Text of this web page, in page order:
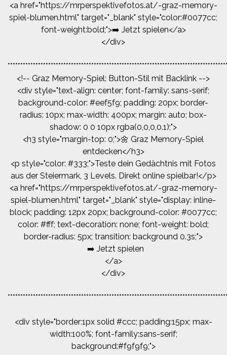
<a href="https://mrperspektivefotos.at/-graz-memory-
spiel-blumen.html" target="_blank" style="color:#0077cc;
font-weight:bold;">➡️ Jetzt spielen</a>
</div>
<!-- Graz Memory-Spiel: Button-Stil mit Backlink -->
<div style="text-align: center; font-family: sans-serif;
background-color: #eef5f9; padding: 20px; border-
radius: 10px; max-width: 400px; margin: auto; box-
shadow: 0 0 10px rgba(0,0,0,0.1);">
<h3 style="margin-top: 0;">🌼 Graz Memory-Spiel
entdecken</h3>
<p style="color: #333;">Teste dein Gedächtnis mit Fotos
aus der Steiermark, 3 Levels. Direkt online spielbar!</p>
<a href="https://mrperspektivefotos.at/-graz-memory-
spiel-blumen.html" target="_blank" style="display: inline-
block; padding: 12px 20px; background-color: #0077cc;
color: #fff; text-decoration: none; font-weight: bold;
border-radius: 5px; transition: background 0.3s;">
➡️ Jetzt spielen
</a>
</div>
<div style="border:1px solid #ccc; padding:15px; max-
width:100%; font-family:sans-serif;
background:#f9f9f9;">